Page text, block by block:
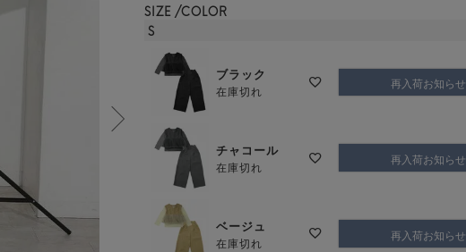
SIZE
COLOR
S
ブラック
在庫切れ 再入荷お知らせ
チャコール
在庫切れ 再入荷お知らせ
ベージュ
在庫切れ 再入荷お知らせ